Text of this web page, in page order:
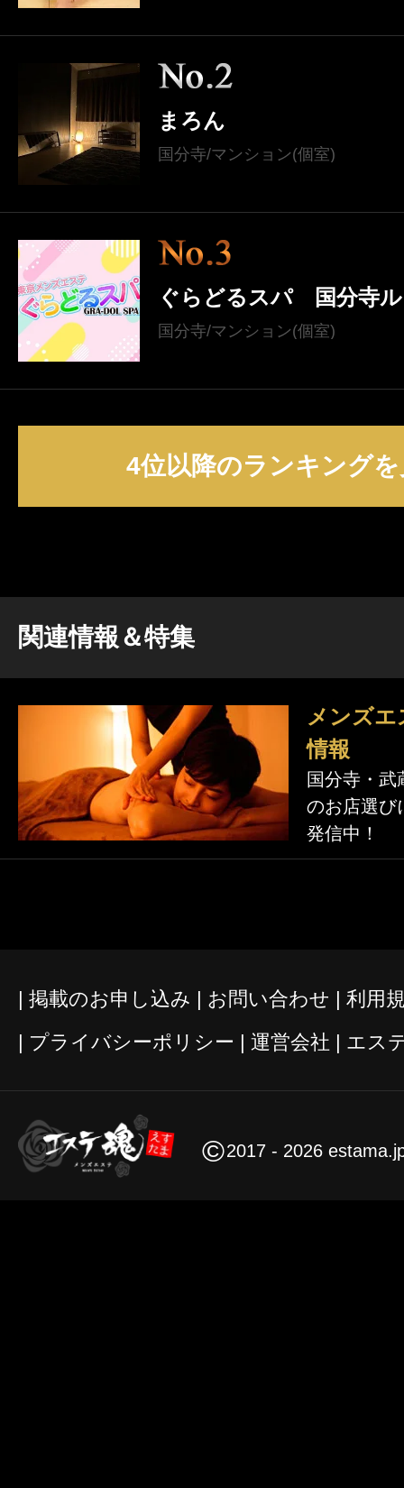
まろん
国分寺/マンション(個室)
ぐらどるスパ 国分寺
国分寺/マンション(個室)
4位以降のランキング
関連情報＆特集
メンズ
情報
国分寺・武
のお店選び
発信中！
掲載のお申し込み お問い合わせ
利用
プライバシーポリシー
運営会社 エス
©2017 - 2026